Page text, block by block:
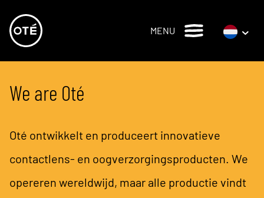
MENU
We are Oté
Oté ontwikkelt en produceert innovatieve
contactlens- en oogverzorgingsproducten. We
opereren wereldwijd, maar alle productie vindt